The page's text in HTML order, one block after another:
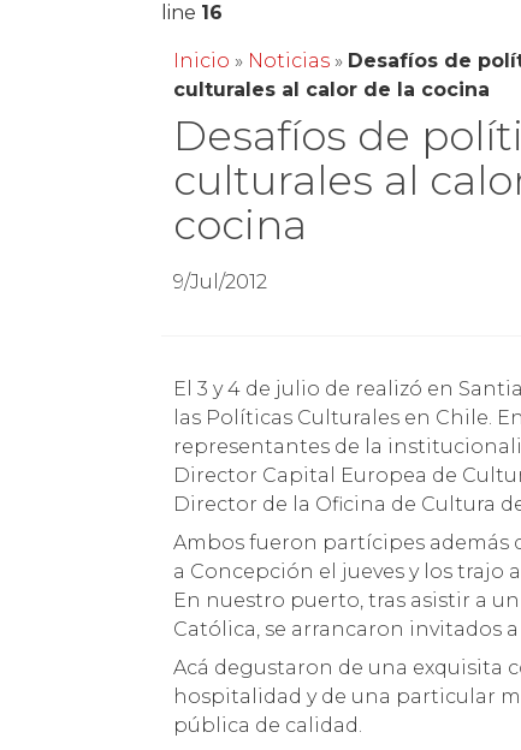
line 16
Inicio » Noticias » Desafíos de
culturales al calor de la cocina
Desafíos de
culturales al
cocina
9/Jul/2012
El 3 y 4 de julio de realizó en Santiago el II Seminario Internacional sobre Desafíos de
las Políticas Culturales en Chile.
representantes de la
Director Capital Europea de
Director de la Oficina de Cultura
Ambos fueron partícipes además
a Concepción el jueves y los trajo
En nuestro puerto, tras asistir a
Católica, se arrancaron invitados
Acá degustaron de una exquisita
hospitalidad y de una particular
pública de calidad.